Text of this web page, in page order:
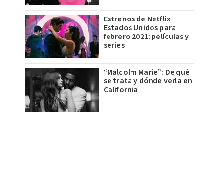
Estrenos de Netflix
Estados Unidos para
febrero 2021: películas y
series
“Malcolm Marie”: De qué
se trata y dónde verla en
California